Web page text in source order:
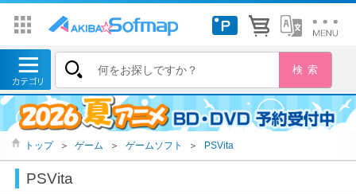
トップ ＞ ゲーム ＞ ゲームソフト ＞ PSVita
PSVita